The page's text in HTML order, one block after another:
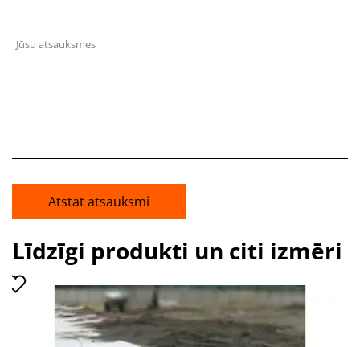
Jūsu atsauksmes
Atstāt atsauksmi
Līdzīgi produkti un citi izmēri